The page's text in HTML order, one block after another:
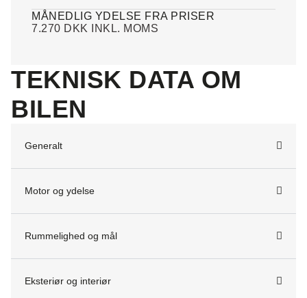
MÅNEDLIG YDELSE FRA PRISER
7.270 DKK INKL. MOMS
TEKNISK DATA OM
BILEN
Generalt
Motor og ydelse
Rummelighed og mål
Eksteriør og interiør